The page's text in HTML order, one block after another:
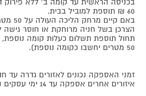
60 ₪ תוספת למוביל בבית.
באם
הצרכן בשל חניה מרוחקת או חוסר גישה
תחול תוספת תשלום כעלות קומה
50 מטרים יחשבו כקומה נוספת).
זמני האספקה נכונים לאזורים גדרה עד
איזורים אחרים אספקה עד 14 ימי עסקים נוספים